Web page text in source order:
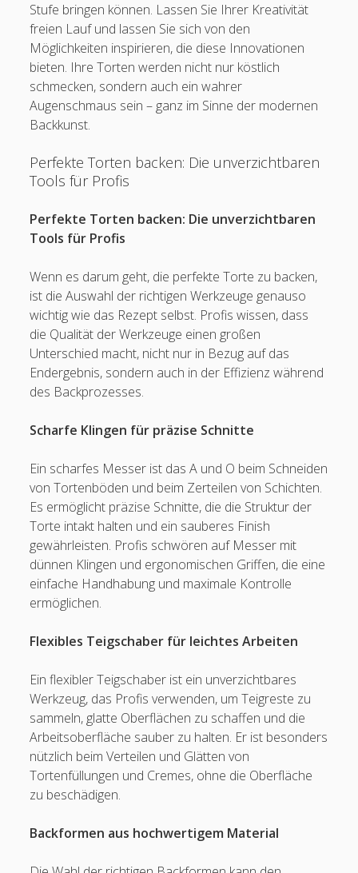
Stufe bringen können. Lassen Sie Ihrer Kreativität
freien Lauf und lassen Sie sich von den
Möglichkeiten inspirieren, die diese Innovationen
bieten. Ihre Torten werden nicht nur köstlich
schmecken, sondern auch ein wahrer
Augenschmaus sein – ganz im Sinne der modernen
Backkunst.
Perfekte Torten backen: Die unverzichtbaren
Tools für Profis
Perfekte Torten backen: Die unverzichtbaren
Tools für Profis
Wenn es darum geht, die perfekte Torte zu backen,
ist die Auswahl der richtigen Werkzeuge genauso
wichtig wie das Rezept selbst. Profis wissen, dass
die Qualität der Werkzeuge einen großen
Unterschied macht, nicht nur in Bezug auf das
Endergebnis, sondern auch in der Effizienz während
des Backprozesses.
Scharfe Klingen für präzise Schnitte
Ein scharfes Messer ist das A und O beim Schneiden
von Tortenböden und beim Zerteilen von Schichten.
Es ermöglicht präzise Schnitte, die die Struktur der
Torte intakt halten und ein sauberes Finish
gewährleisten. Profis schwören auf Messer mit
dünnen Klingen und ergonomischen Griffen, die eine
einfache Handhabung und maximale Kontrolle
ermöglichen.
Flexibles Teigschaber für leichtes Arbeiten
Ein flexibler Teigschaber ist ein unverzichtbares
Werkzeug, das Profis verwenden, um Teigreste zu
sammeln, glatte Oberflächen zu schaffen und die
Arbeitsoberfläche sauber zu halten. Er ist besonders
nützlich beim Verteilen und Glätten von
Tortenfüllungen und Cremes, ohne die Oberfläche
zu beschädigen.
Backformen aus hochwertigem Material